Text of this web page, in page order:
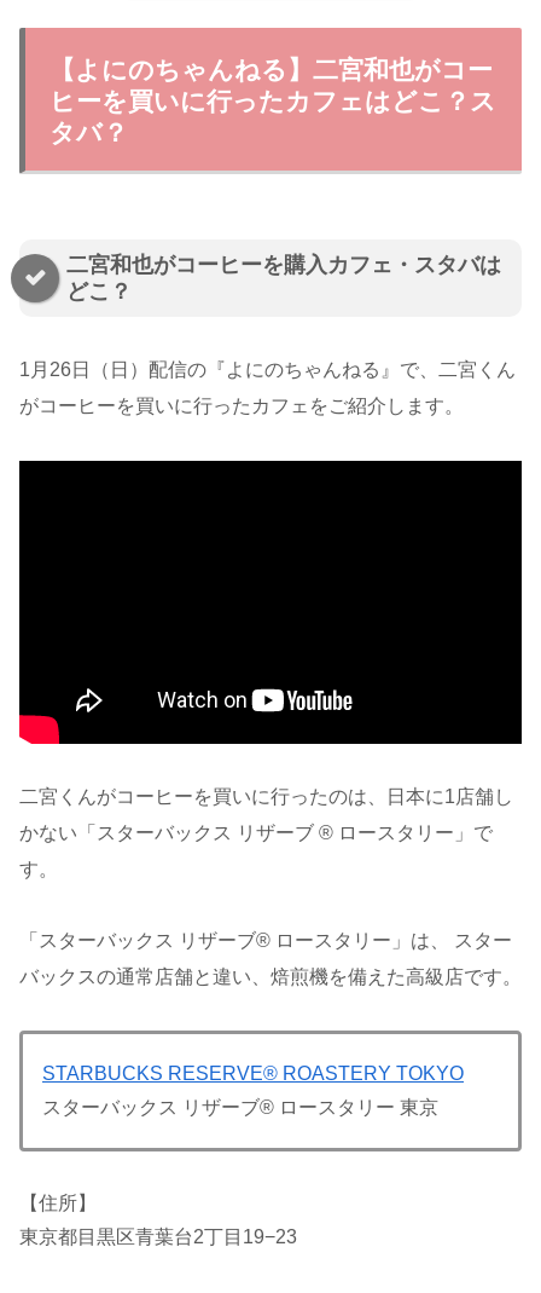
【よにのちゃんねる】二宮和也がコー
ヒーを買いに行ったカフェはどこ？ス
タバ？
二宮和也がコーヒーを購入カフェ・スタバは
どこ？
1月26日（日）配信の『よにのちゃんねる』で、二宮くん
がコーヒーを買いに行ったカフェをご紹介します。
二宮くんがコーヒーを買いに行ったのは、日本に1店舗し
かない「スターバックス リザーブ ® ロースタリー」で
す。
「スターバックス リザーブ® ロースタリー」は、 スター
バックスの通常店舗と違い、焙煎機を備えた高級店です。
STARBUCKS RESERVE® ROASTERY TOKYO
スターバックス リザーブ® ロースタリー 東京
【住所】
東京都目黒区青葉台2丁目19−23